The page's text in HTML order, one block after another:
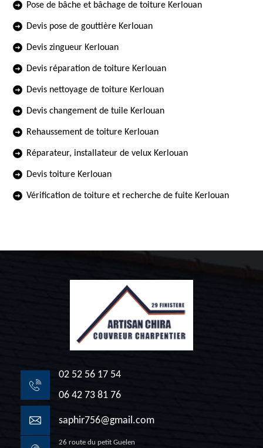
Pose de bâche et bâchage de toiture Kerlouan
Devis pose de gouttière Kerlouan
Devis zingueur Kerlouan
Devis réparation de toiture Kerlouan
Devis nettoyage de toiture Kerlouan
Devis changement de tuile Kerlouan
Rehaussement de toiture Kerlouan
Réparateur, installateur de velux Kerlouan
Devis toiture Kerlouan
Vérification de toiture et recherche de fuite Kerlouan
02 52 56 17 54
06 42 73 81 76
saphir756@gmail.com
26 route du petit Guelen